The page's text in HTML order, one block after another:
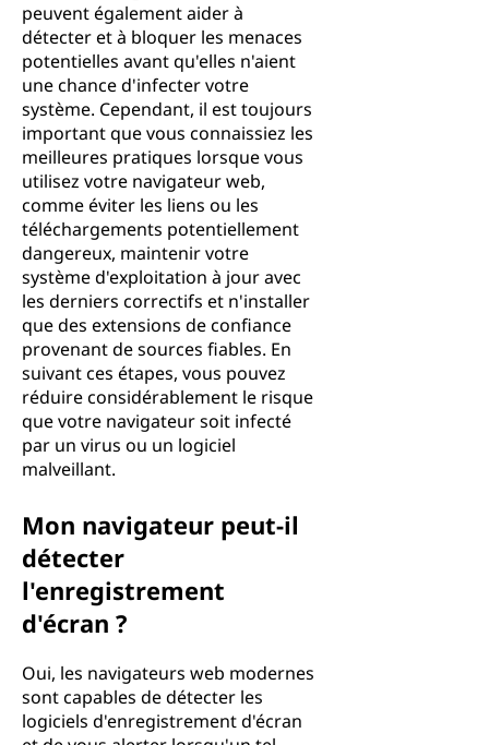
peuvent également aider à
détecter et à bloquer les menaces
potentielles avant qu'elles n'aient
une chance d'infecter votre
système. Cependant, il est toujours
important que vous connaissiez les
meilleures pratiques lorsque vous
utilisez votre navigateur web,
comme éviter les liens ou les
téléchargements potentiellement
dangereux, maintenir votre
système d'exploitation à jour avec
les derniers correctifs et n'installer
que des extensions de confiance
provenant de sources fiables. En
suivant ces étapes, vous pouvez
réduire considérablement le risque
que votre navigateur soit infecté
par un virus ou un logiciel
malveillant.
Mon navigateur peut-il
détecter
l'enregistrement
d'écran ?
Oui, les navigateurs web modernes
sont capables de détecter les
logiciels d'enregistrement d'écran